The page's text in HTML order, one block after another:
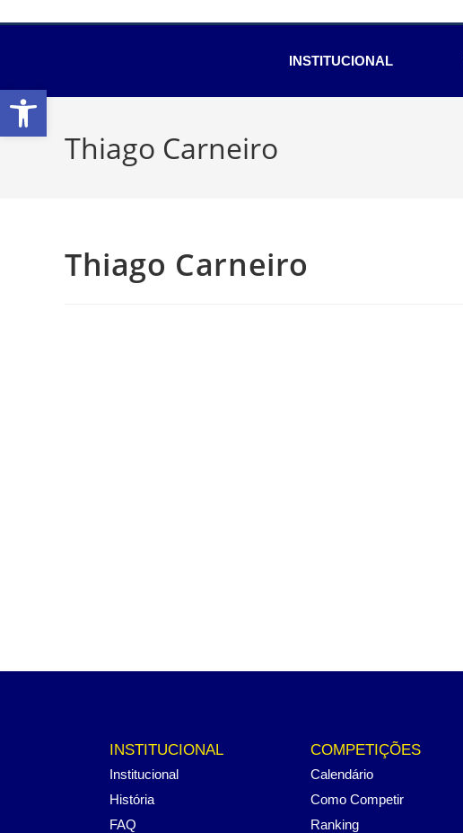
Abrir a barra de ferramentas
INSTITUCIONAL
Thiago Carneiro
Thiago Carneiro
INSTITUCIONAL
Institucional
História
FAQ
COMPETIÇÕES
Calendário
Como Competir
Ranking